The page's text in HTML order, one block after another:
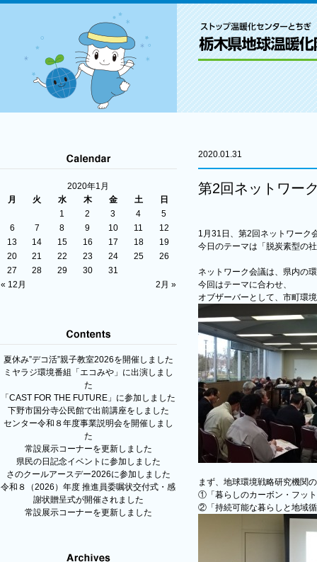
2020年1月
月
火 水 木 金 土 日
« 12月 2月 »
1 2 3 4
5
6
7 8 9 10 11
12
13
14 15 16 17 18
19
20
21 22 23 24 25
26
27
28 29 30 31
夏休み”デコ活”親子教室2026を開催しました
ミヤラジ環境番組「エコみや」に出演しまし
た
「CAST FOR THE FUTURE」に参加しました
下野市国分寺公民館で出前講座をしました
センター令和８年度事業説明会を開催しまし
た
常設展示コーナーを更新しました
県民の日記念イベントに参加しました
さのクールアースデー2026に参加しました
令和８（2026）年度 推進員委嘱状交付式・感
謝状贈呈式が開催されました
常設展示コーナーを更新しました
2020.01.31
第2回ネットワー
1月31日、第2回ネットワーク
今日のテーマは「脱炭素型の
ネットワーク会議は、県内の
今回はテーマに合わせ、
オブザーバーとして、市町環
まず、地球環境戦略研究機関
①「暮らしのカーボン・フッ
②「持続可能な暮らしと地域